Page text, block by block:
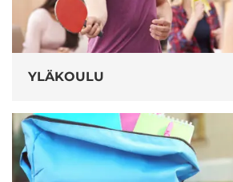
YLÄKOULU